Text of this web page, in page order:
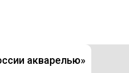
акварелью»